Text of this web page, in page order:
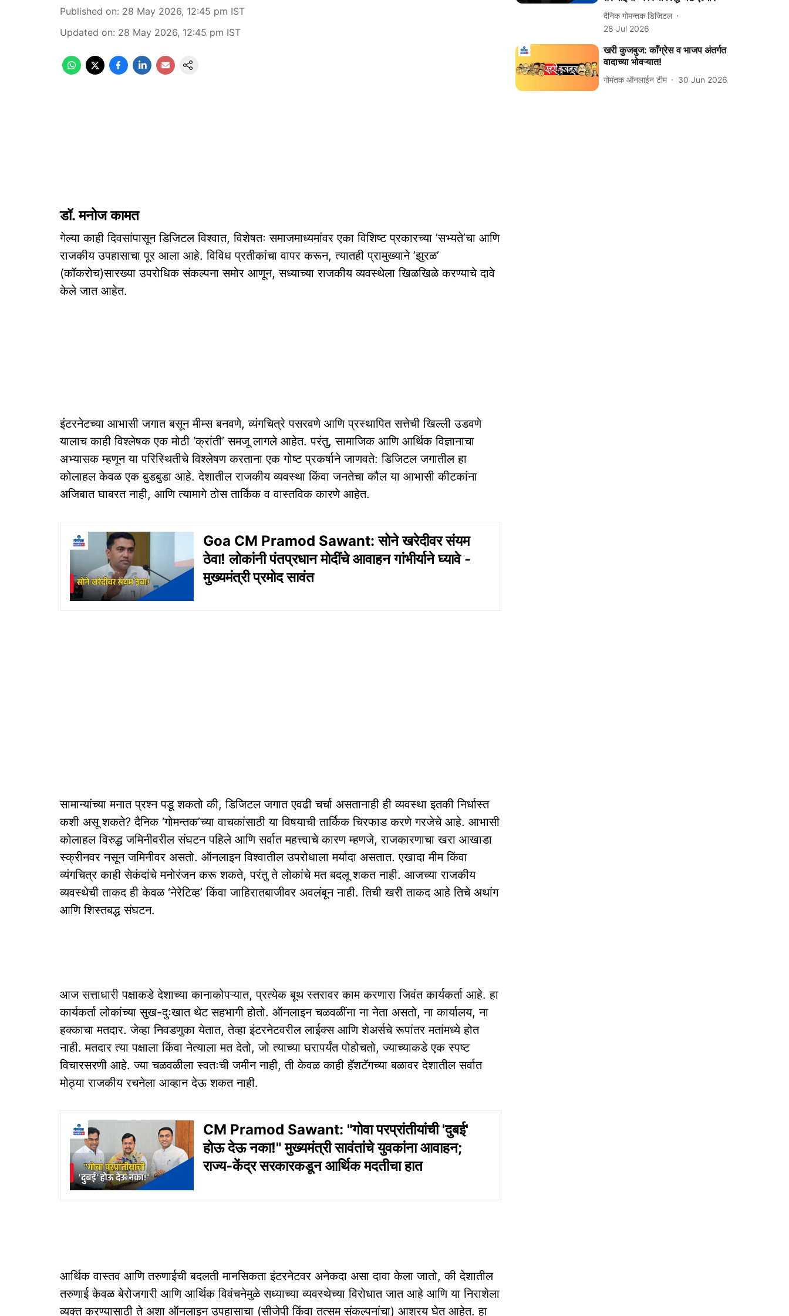
Published on: 28 May 2026, 12:45 pm IST
Updated on: 28 May 2026, 12:45 pm IST
डॉ. मनोज कामत
गेल्या काही दिवसांपासून डिजिटल विश्वात, विशेषतः समाजमाध्यमांवर एका विशिष्ट प्रकारच्या ’सभ्यते’चा आणि
राजकीय उपहासाचा पूर आला आहे. विविध प्रतीकांचा वापर करून, त्यातही प्रामुख्याने ’झुरळ’
(कॉकरोच)सारख्या उपरोधिक संकल्पना समोर आणून, सध्याच्या राजकीय व्यवस्थेला खिळखिळे करण्याचे दावे
केले जात आहेत.
इंटरनेटच्या आभासी जगात बसून मीम्स बनवणे, व्यंगचित्रे पसरवणे आणि प्रस्थापित सत्तेची खिल्ली उडवणे
यालाच काही विश्लेषक एक मोठी ‘क्रांती’ समजू लागले आहेत. परंतु, सामाजिक आणि आर्थिक विज्ञानाचा
अभ्यासक म्हणून या परिस्थितीचे विश्लेषण करताना एक गोष्ट प्रकर्षाने जाणवते: डिजिटल जगातील हा
कोलाहल केवळ एक बुडबुडा आहे. देशातील राजकीय व्यवस्था किंवा जनतेचा कौल या आभासी कीटकांना
अजिबात घाबरत नाही, आणि त्यामागे ठोस तार्किक व वास्तविक कारणे आहेत.
Goa CM Pramod Sawant: सोने खरेदीवर संयम
ठेवा! लोकांनी पंतप्रधान मोदींचे आवाहन गांभीर्याने घ्यावे -
मुख्यमंत्री प्रमोद सावंत
सामान्यांच्या मनात प्रश्न पडू शकतो की, डिजिटल जगात एवढी चर्चा असतानाही ही व्यवस्था इतकी निर्धास्त
कशी असू शकते? दैनिक ‘गोमन्तक’च्या वाचकांसाठी या विषयाची तार्किक चिरफाड करणे गरजेचे आहे. आभासी
कोलाहल विरुद्ध जमिनीवरील संघटन पहिले आणि सर्वात महत्त्वाचे कारण म्हणजे, राजकारणाचा खरा आखाडा
स्क्रीनवर नसून जमिनीवर असतो. ऑनलाइन विश्वातील उपरोधाला मर्यादा असतात. एखादा मीम किंवा
व्यंगचित्र काही सेकंदांचे मनोरंजन करू शकते, परंतु ते लोकांचे मत बदलू शकत नाही. आजच्या राजकीय
व्यवस्थेची ताकद ही केवळ ‘नेरेटिव्ह’ किंवा जाहिरातबाजीवर अवलंबून नाही. तिची खरी ताकद आहे तिचे अथांग
आणि शिस्तबद्ध संघटन.
आज सत्ताधारी पक्षाकडे देशाच्या कानाकोपऱ्यात, प्रत्येक बूथ स्तरावर काम करणारा जिवंत कार्यकर्ता आहे. हा
कार्यकर्ता लोकांच्या सुख-दुःखात थेट सहभागी होतो. ऑनलाइन चळवळींना ना नेता असतो, ना कार्यालय, ना
हक्काचा मतदार. जेव्हा निवडणुका येतात, तेव्हा इंटरनेटवरील लाईक्स आणि शेअर्सचे रूपांतर मतांमध्ये होत
नाही. मतदार त्या पक्षाला किंवा नेत्याला मत देतो, जो त्याच्या घरापर्यंत पोहोचतो, ज्याच्याकडे एक स्पष्ट
विचारसरणी आहे. ज्या चळवळीला स्वतःची जमीन नाही, ती केवळ काही हॅशटॅगच्या बळावर देशातील सर्वात
मोठ्या राजकीय रचनेला आव्हान देऊ शकत नाही.
CM Pramod Sawant: "गोवा परप्रांतीयांची 'दुबई'
होऊ देऊ नका!" मुख्यमंत्री सावंतांचे युवकांना आवाहन;
राज्य-केंद्र सरकारकडून आर्थिक मदतीचा हात
आर्थिक वास्तव आणि तरुणाईची बदलती मानसिकता इंटरनेटवर अनेकदा असा दावा केला जातो, की देशातील
तरुणाई केवळ बेरोजगारी आणि आर्थिक विवंचनेमुळे सध्याच्या व्यवस्थेच्या विरोधात जात आहे आणि या निराशेला
व्यक्त करण्यासाठी ते अशा ऑनलाइन उपहासाचा (सीजेपी किंवा तत्सम संकल्पनांचा) आश्रय घेत आहेत. हा
दैनिक गोमन्तक डिजिटल
28 Jul 2026
खरी कुजबुज: काँग्रेस व भाजप अंतर्गत
वादाच्या भोवऱ्यात!
गोमंतक ऑनलाईन टीम 30 Jun 2026